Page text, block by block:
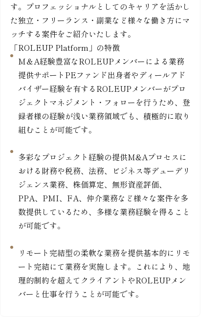
す。プロフェッショナルとしてのキャリアを活かし
た独立・フリーランス・副業など様々な働き方にマ
ッチする案件をご紹介いたします。
「ROLEUP Platform」の特徴
M＆A経験豊富なROLEUPメンバーによる業務
提供サポートPEファンド出身者やディールアド
バイザー経験を有するROLEUPメンバーがプロ
ジェクトマネジメント・フォローを行うため、登
録者様の経験が浅い業務領域でも、積極的に取り
組むことが可能です。
多彩なプロジェクト経験の提供M&Aプロセスに
おける財務や税務、法務、ビジネス等デューデリ
ジェンス業務、株価算定、無形資産評価、
PPA、PMI、FA、仲介業務など様々な案件を多
数提供しているため、多様な業務経験を得ること
が可能です。
リモート完結型の柔軟な業務を提供基本的にリモ
ート完結にて業務を実施します。これにより、地
理的制約を超えてクライアントやROLEUPメン
バーと仕事を行うことが可能です。